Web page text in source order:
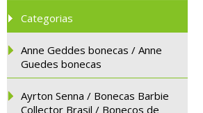
Categorias
Anne Geddes bonecas / Anne
Guedes bonecas
Ayrton Senna / Bonecas Barbie
Collector Brasil / Bonecos de